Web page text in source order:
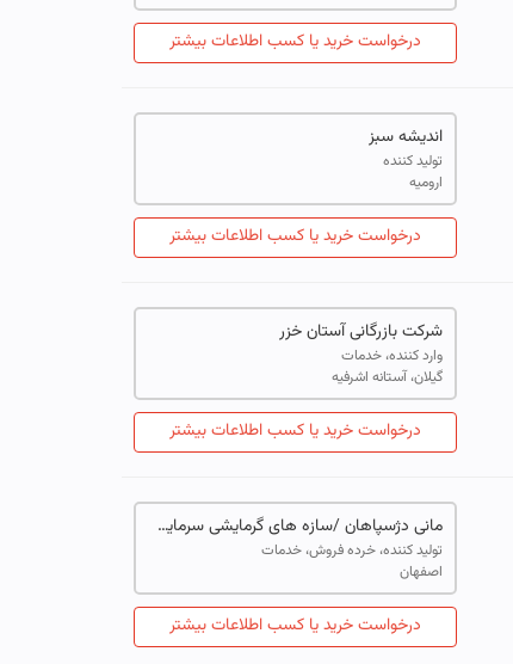
درخواست خرید یا کسب اطلاعات بیشتر
اندیشه سبز
تولید کننده
ارومیه
درخواست خرید یا کسب اطلاعات بیشتر
شرکت بازرگانی آستان خزر
وارد کننده، خدمات
گیلان، آستانه اشرفیه
درخواست خرید یا کسب اطلاعات بیشتر
مانی دژسپاهان /سازه های گرمایشی سرمایشی
تولید کننده، خرده فروش، خدمات
اصفهان
درخواست خرید یا کسب اطلاعات بیشتر